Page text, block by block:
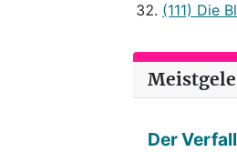
(111) Die
Der